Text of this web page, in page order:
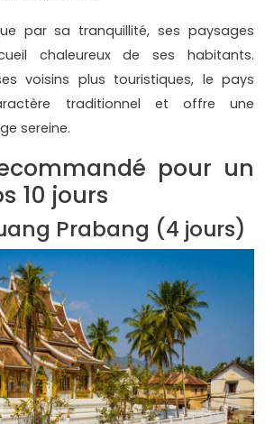
par sa tranquillité, ses paysages
chaleureux de ses habitants.
voisins plus touristiques, le pays
traditionnel et offre une
sereine.
pour un
10 jours
Prabang (4 jours)